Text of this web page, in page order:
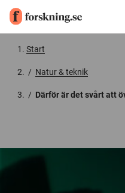
Start
/ Natur & teknik
/ Därför är det svårt att